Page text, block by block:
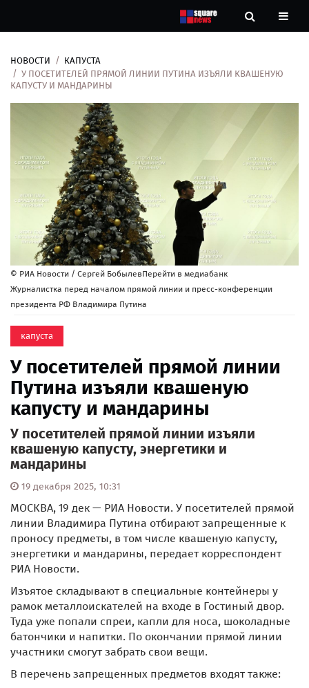
Новости
Рубрики
НОВОСТИ
КАПУСТА
У ПОСЕТИТЕЛЕЙ ПРЯМОЙ ЛИНИИ ПУТИНА ИЗЪЯЛИ КВАШЕНУЮ
КАПУСТУ И МАНДАРИНЫ
© РИА Новости / Сергей БобылевПерейти в медиабанк
Журналистка перед началом прямой линии и пресс-конференции
президента РФ Владимира Путина
капуста
У посетителей прямой линии
Путина изъяли квашеную
капусту и мандарины
У посетителей прямой линии изъяли
квашеную капусту, энергетики и
мандарины
19 декабря 2025, 10:31
МОСКВА, 19 дек — РИА Новости. У посетителей прямой
линии Владимира Путина отбирают запрещенные к
проносу предметы, в том числе квашеную капусту,
энергетики и мандарины, передает корреспондент
РИА Новости.
Изъятое складывают в специальные контейнеры у
рамок металлоискателей на входе в Гостиный двор.
Туда уже попали спреи, капли для носа, шоколадные
батончики и напитки. По окончании прямой линии
участники смогут забрать свои вещи.
В перечень запрещенных предметов входят также: